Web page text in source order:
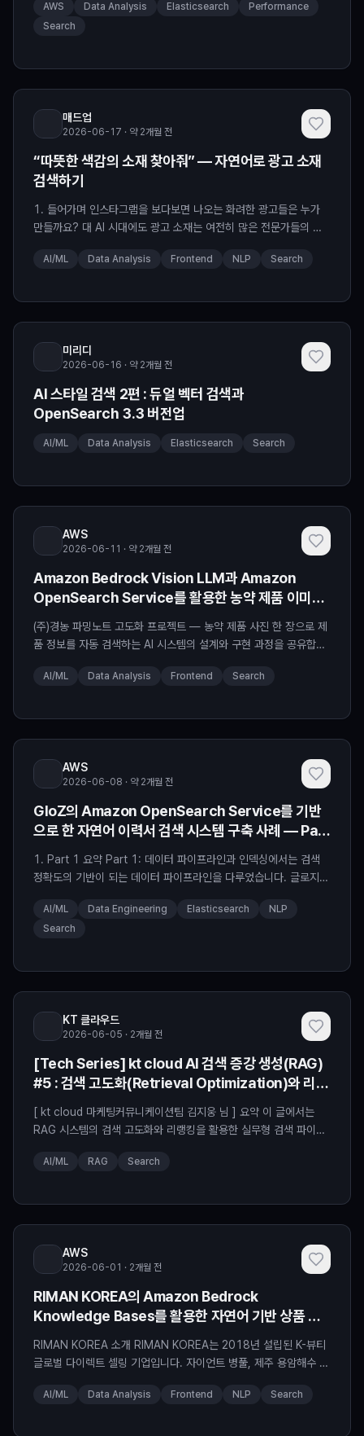
성하였습니다. 미리디의 미리캔버스 소개 미리캔버스는 “누구나 쉽
게, 함께 만드는 디자인”을 지향하는 실시간 협업 디자인 플랫폼입니
AWS Data Analysis Elasticsearch
Performance
Search
매드업
2026-06-17 · 약 2개월 전
“따뜻한 색감의 소재 찾아줘” — 자연어로 광고 소재
검색하기
1. 들어가며 인스타그램을 보다보면 나오는 화려한 광고들은 누가
만들까요? 대 AI 시대에도 광고 소재는 여전히 많은 전문가들의 손
케팅 에이전시에서도, 인하우스 마케팅 부서에서도, 주기적으로 레
LEVER Xpert AI팀은 간단한 질의로 마케터의 상황에 필요한 광고
AI/ML Data Analysis Frontend NLP Search
미리디
2026-06-16 · 약 2개월 전
AI 스타일 검색 2편 : 듀얼 벡터 검색과
OpenSearch 3.3 버전업
AI/ML Data Analysis Elasticsearch Search
AWS
2026-06-11 · 약 2개월 전
Amazon Bedrock Vision LLM과 Amazon
OpenSearch Service를 활용한 농약 제품 이미지
(주)경농 파밍노트 고도화 프로젝트 — 농약 제품 사진 한 장으로 제
품 정보를 자동 검색하는 AI 시스템의 설계와 구현 과정을 공유합니
으로, 작물보호제∙비료∙종자∙관수자재 등 다양한 농자재를 공급하며
은 복합환경제어기∙양액공급시스템 등 자체 기술과 글로벌 기업과의
AI/ML Data Analysis Frontend Search
AWS
2026-06-08 · 약 2개월 전
GloZ의 Amazon OpenSearch Service를 기반
으로 한 자연어 이력서 검색 시스템 구축 사례 — Part
2: 하이브리드 검색과 자연어 쿼리 변환
1. Part 1 요약 Part 1: 데이터 파이프라인과 인덱싱에서는 검색
정확도의 기반이 되는 데이터 파이프라인을 다루었습니다. 글로지
구조화하기 위해, 문서 유형별 파싱 → LLM 기반 메타데이터 추출
→ 동의어·표기 변형 정규화 → 환각 검증 → 임베딩 입력 전략 최적
AI/ML Data Engineering Elasticsearch
NLP
Search
KT 클라우드
2026-06-05 · 2개월 전
[Tech Series] kt cloud AI 검색 증강 생성(RAG)
#5 : 검색 고도화(Retrieval Optimization)와 리랭
[ kt cloud 마케팅커뮤니케이션팀 김지웅 님 ] 요약 이 글에서는
RAG 시스템의 검색 고도화와 리랭킹을 활용한 실무형 검색 파이프
안정성을 좌우한다는 점을 정리합니다. #RAG #검색고도화 #하이
kt cloud 테크 마케터 김지웅입니다. ‍♂️ 지난 1~4편의 연재를 통해
AI/ML RAG Search
AWS
2026-06-01 · 2개월 전
RIMAN KOREA의 Amazon Bedrock
Knowledge Bases를 활용한 자연어 기반 상품 검
RIMAN KOREA 소개 RIMAN KOREA는 2018년 설립된 K-뷰티
글로벌 다이렉트 셀링 기업입니다. 자이언트 병풀, 제주 용암해수 등
건강기능식품(라이프닝)을 주력 제품으로 합니다. 리만코리아의 E-
AI/ML Data Analysis Frontend NLP Search